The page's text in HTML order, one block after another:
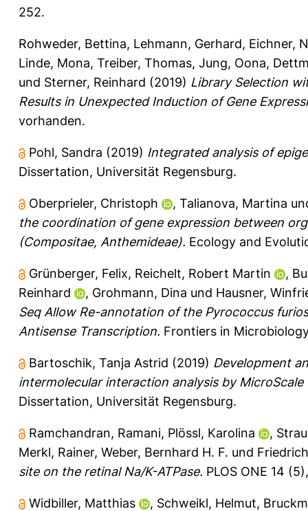
252.
Rohweder, Bettina, Lehmann, Gerhard, Eichner,
Linde, Mona, Treiber, Thomas, Jung, Oona,
und Sterner, Reinhard (2019) Library Selection
Results in Unexpected Induction of Gene
vorhanden.
Pohl, Sandra (2019) Integrated analysis of
Dissertation, Universität Regensburg.
Oberprieler, Christoph , Talianova, Martina
the coordination of gene expression between
(Compositae, Anthemideae). Ecology and
Grünberger, Felix, Reichelt, Robert Martin ,
Reinhard
, Grohmann, Dina und Hausner,
Seq Allow Re-annotation of the Pyrococcus
Antisense Transcription. Frontiers in
Bartoschik, Tanja Astrid (2019) Development
intermolecular interaction analysis by
Dissertation, Universität Regensburg.
Ramchandran, Ramani, Plössl, Karolina ,
Merkl, Rainer, Weber, Bernhard H. F. und
site on the retinal Na/K-ATPase. PLOS ONE 14
Widbiller, Matthias , Schweikl, Helmut,